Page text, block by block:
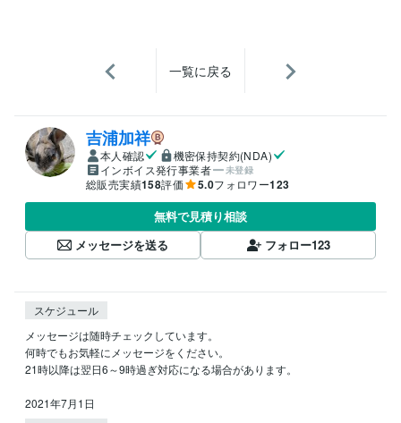
一覧に戻る
吉浦加祥
本人確認
機密保持契約(NDA)
インボイス発行事業者
未登録
総販売実績158評価 5.0フォロワー123
無料で見積り相談
メッセージを送る
フォロー123
スケジュール
メッセージは随時チェックしています。
何時でもお気軽にメッセージをください。
21時以降は翌日6～9時過ぎ対応になる場合があります。
2021年7月1日